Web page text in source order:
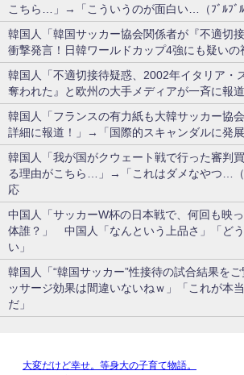
こちら…」→「こういうのが面白い…（ﾌﾞﾙﾌﾞ
韓国人「韓国サッカー協会関係者が『不適切
衝撃発言！日韓ワールドカップ4強にも疑いの
韓国人「不適切接待疑惑、2002年イタリア・
奪われた』と欧州の大手メディアが一斉に報道
韓国人「フランスの有力紙も大韓サッカー協
詳細に報道！」→「国際的スキャンダルに発
韓国人「我が国がクウェート戦で行った審判
る理由がこちら…」→「これはダメなやつ…（
応
中国人「サッカーW杯の日本戦で、何回も映
体誰？」 中国人「なんという上品さ」「ど
い」
韓国人「“韓国サッカー”性接待の試合結果を
ッサージ効果は間違いないねｗ」「これが本
だ」